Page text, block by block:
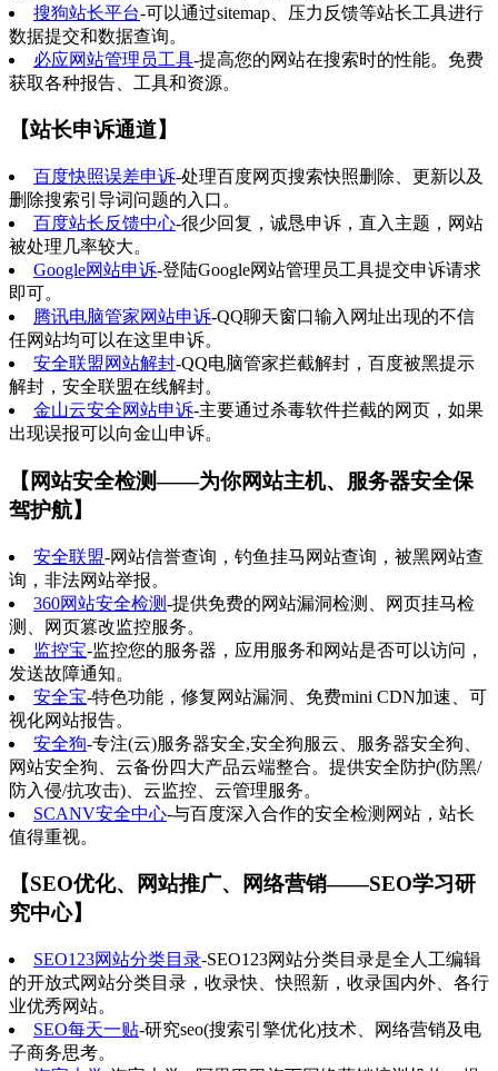
搜狗站长平台-可以通过sitemap、压力反馈等站长工具进行
数据提交和数据查询。
必应网站管理员工具-提高您的网站在搜索时的性能。免费
获取各种报告、工具和资源。
【站长申诉通道】
百度快照误差申诉-处理百度网页搜索快照删除、更新以及
删除搜索引导词问题的入口。
百度站长反馈中心-很少回复，诚恳申诉，直入主题，网站
被处理几率较大。
Google网站申诉-登陆Google网站管理员工具提交申诉请求
即可。
腾讯电脑管家网站申诉-QQ聊天窗口输入网址出现的不信
任网站均可以在这里申诉。
安全联盟网站解封-QQ电脑管家拦截解封，百度被黑提示
解封，安全联盟在线解封。
金山云安全网站申诉-主要通过杀毒软件拦截的网页，如果
出现误报可以向金山申诉。
【网站安全检测——为你网站主机、服务器安全保
驾护航】
安全联盟-网站信誉查询，钓鱼挂马网站查询，被黑网站查
询，非法网站举报。
360网站安全检测-提供免费的网站漏洞检测、网页挂马检
测、网页篡改监控服务。
监控宝-监控您的服务器，应用服务和网站是否可以访问，
发送故障通知。
安全宝-特色功能，修复网站漏洞、免费mini CDN加速、可
视化网站报告。
安全狗-专注(云)服务器安全,安全狗服云、服务器安全狗、
网站安全狗、云备份四大产品云端整合。提供安全防护(防黑/
防入侵/抗攻击)、云监控、云管理服务。
SCANV安全中心-与百度深入合作的安全检测网站，站长
值得重视。
【SEO优化、网站推广、网络营销——SEO学习研
究中心】
SEO123网站分类目录-SEO123网站分类目录是全人工编辑
的开放式网站分类目录，收录快、快照新，收录国内外、各行
业优秀网站。
SEO每天一贴-研究seo(搜索引擎优化)技术、网络营销及电
子商务思考。